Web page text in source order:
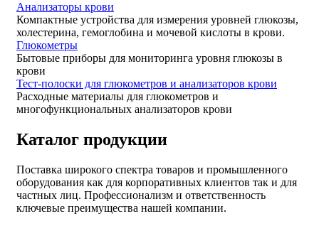
Анализаторы крови
Компактные устройства для измерения уровней глюкозы,
холестерина, гемоглобина и мочевой кислоты в крови.
Глюкометры
Бытовые приборы для мониторинга уровня глюкозы в
крови
Тест-полоски для глюкометров и анализаторов крови
Расходные материалы для глюкометров и
многофункциональных анализаторов крови
Каталог продукции
Поставка широкого спектра товаров и промышленного
оборудования как для корпоративных клиентов так и для
частных лиц. Профессионализм и ответственность
ключевые преимущества нашей компании.